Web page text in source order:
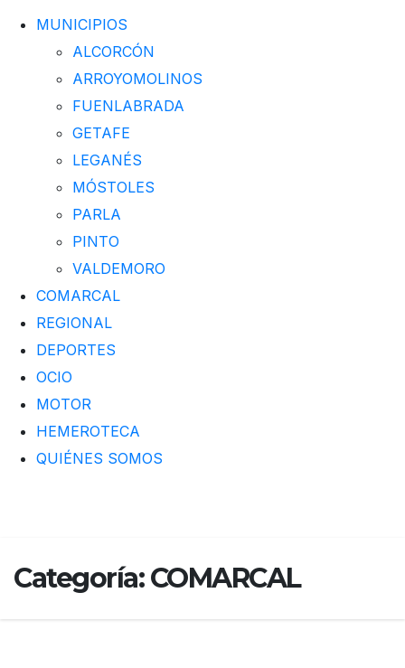
MUNICIPIOS
ALCORCÓN
ARROYOMOLINOS
FUENLABRADA
GETAFE
LEGANÉS
MÓSTOLES
PARLA
PINTO
VALDEMORO
COMARCAL
REGIONAL
DEPORTES
OCIO
MOTOR
HEMEROTECA
QUIÉNES SOMOS
Categoría:COMARCAL